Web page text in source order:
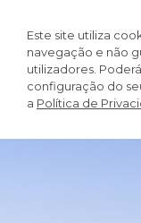
Este site utiliza
navegação e não
utilizadores.
configuração do
a Política de